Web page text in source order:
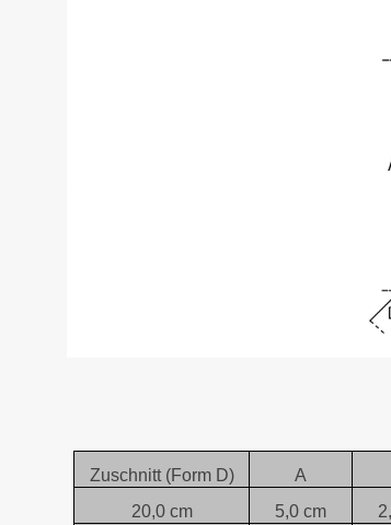
Zuschnitt (Form D) A
20,0 cm
5,0 cm